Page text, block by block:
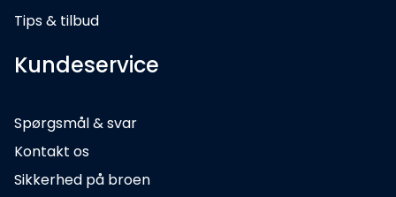
Tips & tilbud
Kundeservice
Spørgsmål & svar
Kontakt os
Sikkerhed på broen